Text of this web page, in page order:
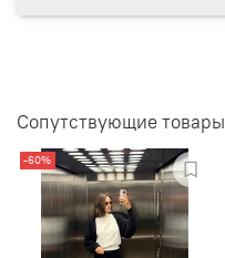
Сопутствующие товары
-60%